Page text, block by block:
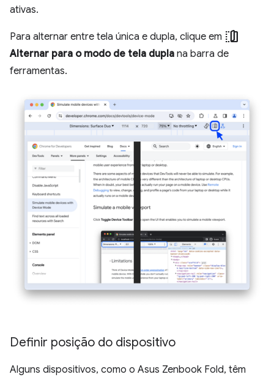
ativas.
Para alternar entre tela única e dupla, clique em devices_fold
Alternar para o modo de tela dupla na barra de
ferramentas.
Definir posição do dispositivo
Alguns dispositivos, como o Asus Zenbook Fold, têm